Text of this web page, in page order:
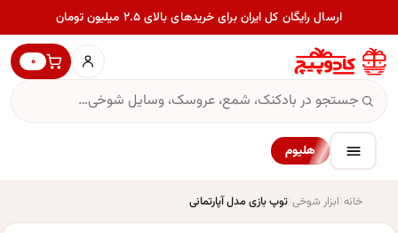
ارسال رایگان کل ایران برای خریدهای بالای ۲.۵ میلیون تومان
۰
هلیوم
خانه ابزار شوخی توپ بازی مدل آپارتمانی